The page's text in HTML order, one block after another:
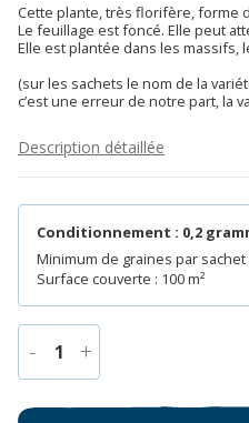
Cette plante, très florifère, forme
Le feuillage est foncé. Elle peut
Elle est plantée dans les massifs,
(sur les sachets le nom de la
c’est une erreur de notre part, la
Description détaillée
Conditionnement : 0,2
Minimum de graines par sachet
Surface couverte : 100 m²
- 1 +
de